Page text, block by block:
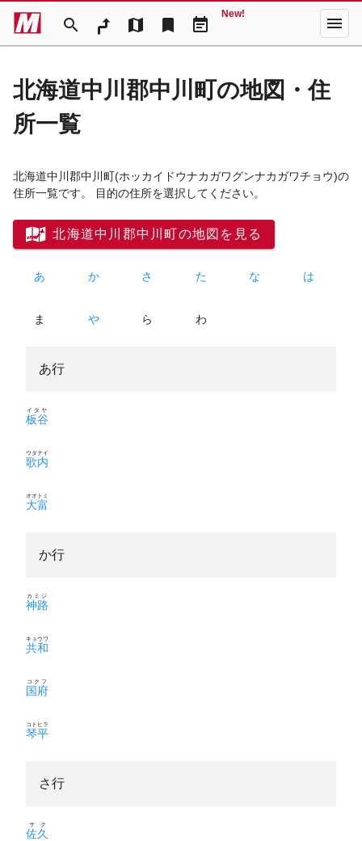
search map bookmark event_note
New! menu
北海道中川郡中川町の地図・住
所一覧
北海道中川郡中川町(ホッカイドウナカガワグンナカガワチョウ)の
住所一覧です。 目的の住所を選択してください。
北海道中川郡中川町の地図を見る
あ か さ た な は
ま や ら わ
あ行
板谷
イタヤ
歌内
ウタナイ
大富
オオトミ
か行
神路
カミジ
共和
キョウワ
国府
コクフ
琴平
コトヒラ
さ行
佐久
サク